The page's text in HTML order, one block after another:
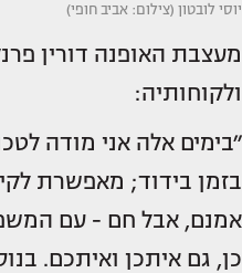
יוסי לובטון (צילום: אביב חופי)
מעצבת האופנה דורין
ולקוחותיה:
״בימים אלה אני מודה
בזמן בידוד; מאפשרת
אמנם, אבל חם - עם
כן, גם איתכן ואיתכם.